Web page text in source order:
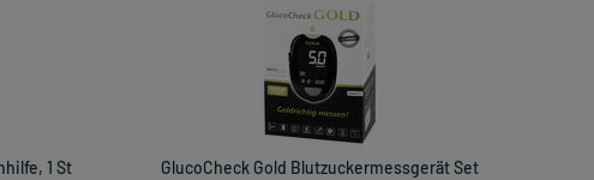
1 St
GlucoCheck Gold Blutzuckermessgerät Set